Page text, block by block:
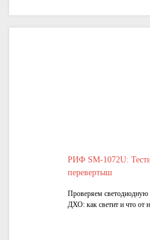
РИФ SM-1072U:
перевертыш
Проверяем
ДХО: как светит и что от